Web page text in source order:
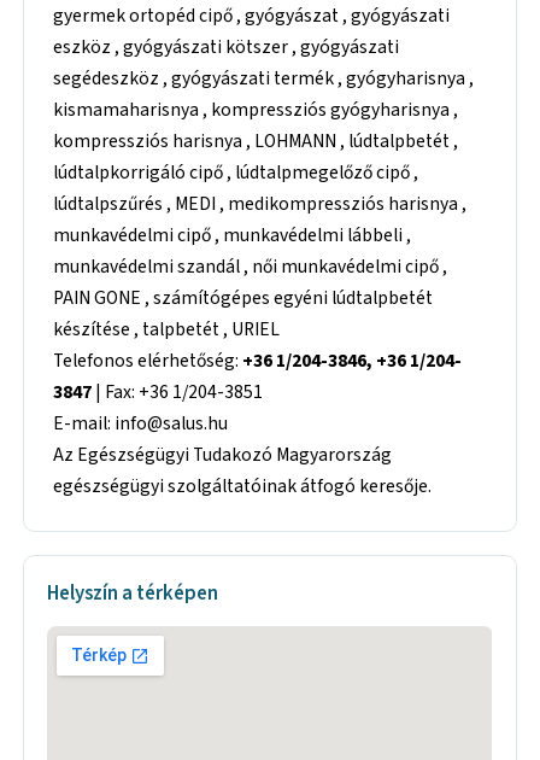
gyermek ortopéd cipő , gyógyászat , gyógyászati
eszköz , gyógyászati kötszer , gyógyászati
segédeszköz , gyógyászati termék , gyógyharisnya ,
kismamaharisnya , kompressziós gyógyharisnya ,
kompressziós harisnya , LOHMANN , lúdtalpbetét ,
lúdtalpkorrigáló cipő , lúdtalpmegelőző cipő ,
lúdtalpszűrés , MEDI , medikompressziós harisnya ,
munkavédelmi cipő , munkavédelmi lábbeli ,
munkavédelmi szandál , női munkavédelmi cipő ,
PAIN GONE , számítógépes egyéni lúdtalpbetét
készítése , talpbetét , URIEL
Telefonos elérhetőség: +36 1/204-3846, +36 1/204-
3847| Fax: +36 1/204-3851
E-mail: info@salus.hu
Az Egészségügyi Tudakozó Magyarország
egészségügyi szolgáltatóinak átfogó keresője.
Helyszín a térképen